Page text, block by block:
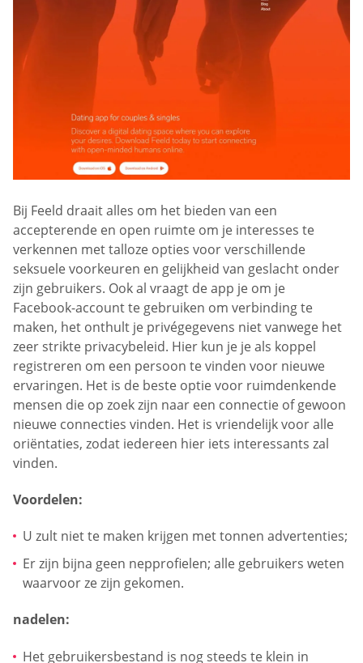
Bij Feeld draait alles om het bieden van een
accepterende en open ruimte om je interesses te
verkennen met talloze opties voor verschillende
seksuele voorkeuren en gelijkheid van geslacht onder
zijn gebruikers. Ook al vraagt de app je om je
Facebook-account te gebruiken om verbinding te
maken, het onthult je privégegevens niet vanwege het
zeer strikte privacybeleid. Hier kun je je als koppel
registreren om een persoon te vinden voor nieuwe
ervaringen. Het is de beste optie voor ruimdenkende
mensen die op zoek zijn naar een connectie of gewoon
nieuwe connecties vinden. Het is vriendelijk voor alle
oriëntaties, zodat iedereen hier iets interessants zal
vinden.
Voordelen:
U zult niet te maken krijgen met tonnen advertenties;
Er zijn bijna geen nepprofielen; alle gebruikers weten
waarvoor ze zijn gekomen.
nadelen:
Het gebruikersbestand is nog steeds te klein in